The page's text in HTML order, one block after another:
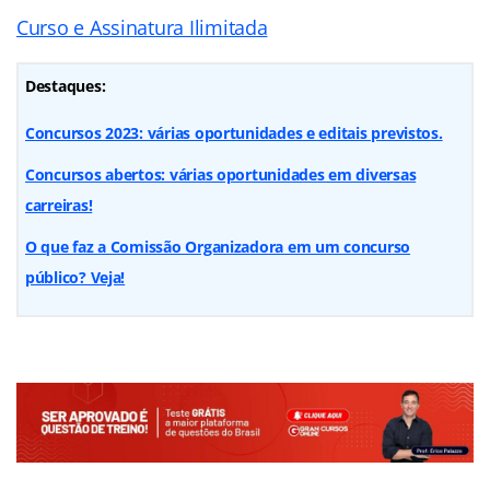
Curso e Assinatura Ilimitada
Destaques:
Concursos 2023: várias oportunidades e editais previstos.
Concursos abertos: várias oportunidades em diversas
carreiras!
O que faz a Comissão Organizadora em um concurso
público? Veja!